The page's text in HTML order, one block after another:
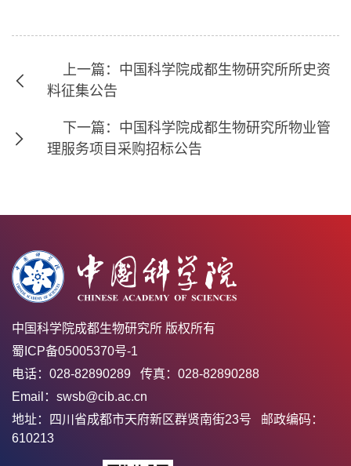
上一篇：中国科学院成都生物研究所所史资
料征集公告
下一篇：中国科学院成都生物研究所物业管
理服务项目采购招标公告
中国科学院成都生物研究所 版权所有
蜀ICP备05005370号-1
电话：028-82890289 传真：028-82890288
Email：swsb@cib.ac.cn
地址：四川省成都市天府新区群贤南街23号 邮政编码：
610213